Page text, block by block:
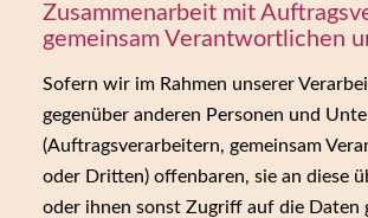
Zusammenarbeit mit
gemeinsam Verantwortlichen
Sofern wir im Rahmen unserer
gegenüber anderen Personen und
(Auftragsverarbeitern, gemeinsam
oder Dritten) offenbaren, sie an diese
oder ihnen sonst Zugriff auf die Daten